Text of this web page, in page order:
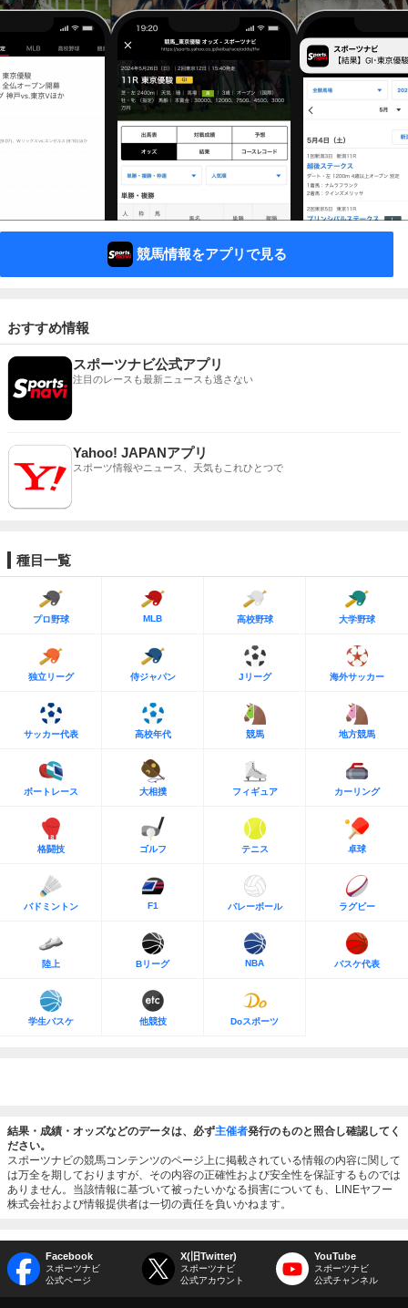
競馬情報をアプリで見る
おすすめ情報
スポーツナビ公式アプリ
注目のレースも最新ニュースも逃さない
Yahoo! JAPANアプリ
スポーツ情報やニュース、天気もこれひとつで
種目一覧
プロ野球 MLB 高校野球 大学野球
独立リーグ 侍ジャパン Jリーグ 海外サッカー
サッカー代表 高校年代 競馬 地方競馬
ボートレース 大相撲 フィギュア カーリング
格闘技 ゴルフ テニス 卓球
バドミントン F1 バレーボール ラグビー
陸上 Bリーグ NBA バスケ代表
学生バスケ 他競技 Doスポーツ
結果・成績・オッズなどのデータは、必ず主催者発行のものと照合し確認してく
ださい。
スポーツナビの競馬コンテンツのページ上に掲載されている情報の内容に関して
は万全を期しておりますが、その内容の正確性および安全性を保証するものでは
ありません。当該情報に基づいて被ったいかなる損害についても、LINEヤフー
株式会社および情報提供者は一切の責任を負いかねます。
Facebook
スポーツナビ
公式ページ
X(旧Twitter)
スポーツナビ
公式アカウント
YouTube
スポーツナビ
公式チャンネル